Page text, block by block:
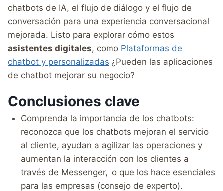
chatbots de IA, el flujo de diálogo y el flujo de
conversación para una experiencia conversacional
mejorada. Listo para explorar cómo estos
asistentes digitales, como Plataformas de
chatbot y personalizadas ¿Pueden las aplicaciones
de chatbot mejorar su negocio?
Conclusiones clave
Comprenda la importancia de los chatbots:
reconozca que los chatbots mejoran el servicio
al cliente, ayudan a agilizar las operaciones y
aumentan la interacción con los clientes a
través de Messenger, lo que los hace esenciales
para las empresas (consejo de experto).